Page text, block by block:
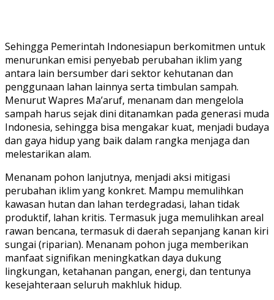
Sehingga Pemerintah Indonesiapun berkomitmen untuk
menurunkan emisi penyebab perubahan iklim yang
antara lain bersumber dari sektor kehutanan dan
penggunaan lahan lainnya serta timbulan sampah.
Menurut Wapres Ma’aruf, menanam dan mengelola
sampah harus sejak dini ditanamkan pada generasi muda
Indonesia, sehingga bisa mengakar kuat, menjadi budaya
dan gaya hidup yang baik dalam rangka menjaga dan
melestarikan alam.
Menanam pohon lanjutnya, menjadi aksi mitigasi
perubahan iklim yang konkret. Mampu memulihkan
kawasan hutan dan lahan terdegradasi, lahan tidak
produktif, lahan kritis. Termasuk juga memulihkan areal
rawan bencana, termasuk di daerah sepanjang kanan kiri
sungai (riparian). Menanam pohon juga memberikan
manfaat signifikan meningkatkan daya dukung
lingkungan, ketahanan pangan, energi, dan tentunya
kesejahteraan seluruh makhluk hidup.